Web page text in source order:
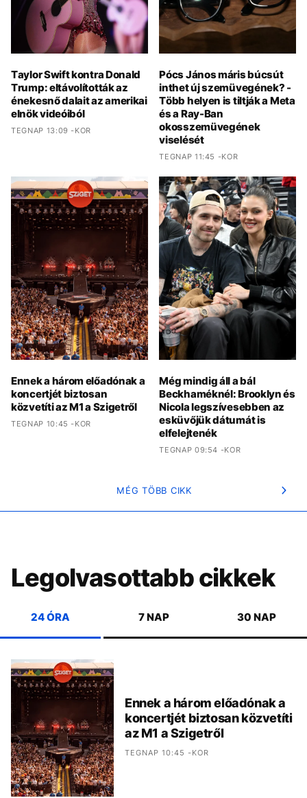
Taylor Swift kontra Donald
Trump: eltávolították az
énekesnő dalait az amerikai
elnök videóiból
TEGNAP 13:09 -KOR
Pócs János máris búcsút
inthet új szemüvegének? -
Több helyen is tiltják a Meta
és a Ray-Ban
okosszemüvegének
viselését
TEGNAP 11:45 -KOR
Ennek a három előadónak a
koncertjét biztosan
közvetíti az M1 a Szigetről
TEGNAP 10:45 -KOR
Még mindig áll a bál
Beckhaméknél: Brooklyn és
Nicola legszívesebben az
esküvőjük dátumát is
elfelejtenék
TEGNAP 09:54 -KOR
MÉG TÖBB CIKK
Legolvasottabb cikkek
24 ÓRA 7 NAP 30 NAP
Ennek a három előadónak a
koncertjét biztosan közvetíti
az M1 a Szigetről
TEGNAP 10:45 -KOR